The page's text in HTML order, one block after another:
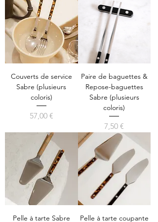
Couverts de service
Sabre (plusieurs
coloris)
Precio
57,00 €
Paire de baguettes &
Repose-baguettes
Sabre (plusieurs
coloris)
Precio
7,50 €
Pelle à tarte Sabre
Pelle à tarte coupante